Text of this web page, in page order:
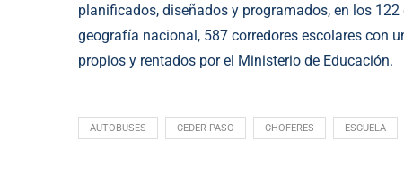
planificados, diseñados y programados, en los
geografía nacional, 587 corredores escolares con
propios y rentados por el Ministerio de Educación.
AUTOBUSES CEDER PASO CHOFERES ESCUELA